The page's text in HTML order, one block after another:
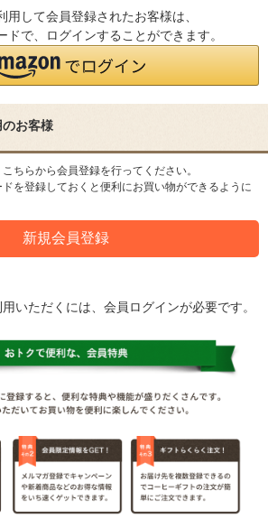
して会員登録されたお客様は、
で、ログインすることができます。
お客様
ちらから会員登録を行ってください。
を登録しておくと便利にお買い物ができるように
いただくには、会員ログインが必要です。